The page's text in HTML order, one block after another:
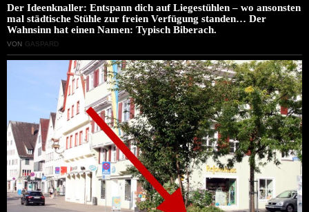
Der Ideenknaller: Entspann dich auf Liegestühlen – wo ansonsten
mal städtische Stühle zur freien Verfügung standen… Der
Wahnsinn hat einen Namen: Typisch Biberach.
VON GASPARD